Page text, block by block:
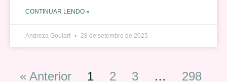
CONTINUAR LENDO »
Andreza Goulart 28 de setembro de 2025
« Anterior 1 2 3 …
298